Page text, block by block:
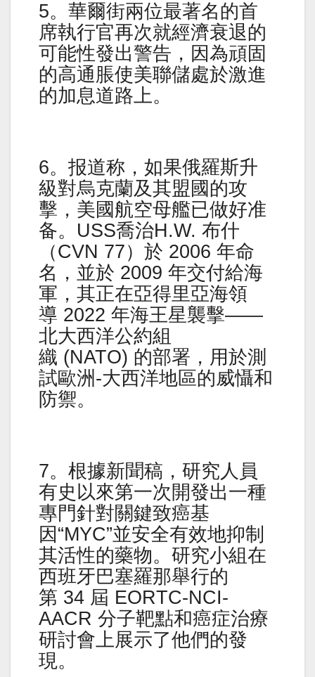
5。華爾街兩位最著名的首
席執行官再次就經濟衰退的
可能性發出警告，因為頑固
的高通脹使美聯儲處於激進
的加息道路上。
6。报道称，如果俄羅斯升
級對烏克蘭及其盟國的攻
擊，美國航空母艦已做好准
备。USS喬治H.W. 布什
（CVN 77）於 2006 年命
名，並於 2009 年交付給海
軍，其正在亞得里亞海領
導 2022 年海王星襲擊——
北大西洋公約組
織 (NATO) 的部署，用於測
試歐洲-大西洋地區的威懾和
防禦。
7。根據新聞稿，研究人員
有史以來第一次開發出一種
專門針對關鍵致癌基
因“MYC”並安全有效地抑制
其活性的藥物。研究小組在
西班牙巴塞羅那舉行的
第 34 屆 EORTC-NCI-
AACR 分子靶點和癌症治療
研討會上展示了他們的發
現。